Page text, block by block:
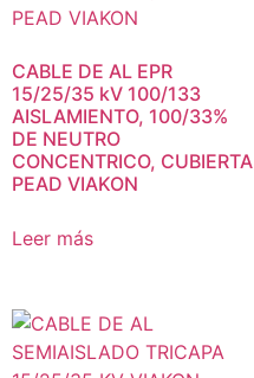
CABLE DE AL EPR
15/25/35 kV 100/133
AISLAMIENTO, 100/33%
DE NEUTRO
CONCENTRICO, CUBIERTA
PEAD VIAKON
Leer más